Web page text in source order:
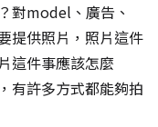
對model、廣告、
提供照片，照片這件
這件事應該怎麼
有許多方式都能夠拍